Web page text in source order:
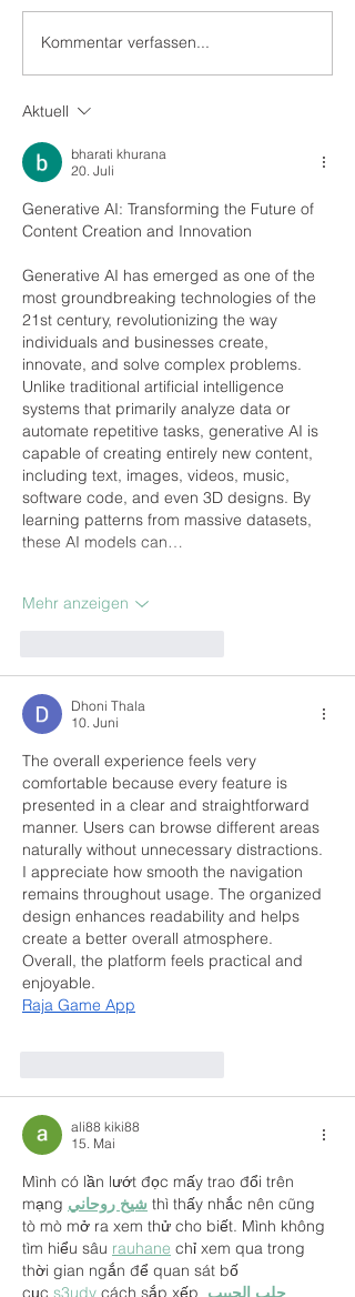
Kommentar verfassen...
Aktuell
bharati khurana
20. Juli
Generative AI: Transforming the Future of
Content Creation and Innovation
Generative AI has emerged as one of the
most groundbreaking technologies of the
21st century, revolutionizing the way
individuals and businesses create,
innovate, and solve complex problems.
Unlike traditional artificial intelligence
systems that primarily analyze data or
automate repetitive tasks, generative AI is
capable of creating entirely new content,
including text, images, videos, music,
software code, and even 3D designs. By
learning patterns from massive datasets,
these AI models can…
Mehr anzeigen
Dhoni Thala
10. Juni
The overall experience feels very
comfortable because every feature is
presented in a clear and straightforward
manner. Users can browse different areas
naturally without unnecessary distractions.
I appreciate how smooth the navigation
remains throughout usage. The organized
design enhances readability and helps
create a better overall atmosphere.
Overall, the platform feels practical and
enjoyable.
Raja Game App
ali88 kiki88
15. Mai
Mình có lần lướt đọc mấy trao đổi trên
mạng شيخ روحاني thì thấy nhắc nên cũng
tò mò mở ra xem thử cho biết. Mình không
tìm hiểu sâu rauhane chỉ xem qua trong
thời gian ngắn để quan sát bố
cục s3udy cách sắp xếp جلب الحبيب